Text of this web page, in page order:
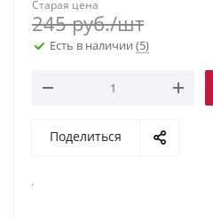
Старая цена
245руб./шт
Есть в наличии (5)
Поделиться
.